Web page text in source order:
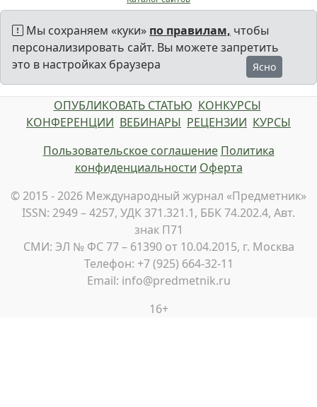
Мы сохраняем «куки» по правилам, чтобы
персонализировать сайт. Вы можете запретить
это в настройках браузера
Ясно
ОПУБЛИКОВАТЬ СТАТЬЮ КОНКУРСЫ
КОНФЕРЕНЦИИ ВЕБИНАРЫ РЕЦЕНЗИИ КУРСЫ
Пользовательское соглашение Политика
конфиденциальности Оферта
© 2015 - 2026 Международный журнал «Предметник»
ISSN: 2949 – 4257, УДК 371.321.1, ББК 74.202.4, Авт.
знак П71
СМИ: ЭЛ № ФС 77 – 61390 от 10.04.2015, г. Москва
Телефон: +7 (925) 664-32-11
Email: info@predmetnik.ru
16+